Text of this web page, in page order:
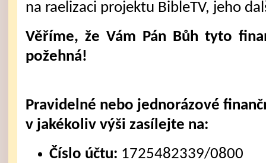
na raelizaci projektu BibleTV, jeho
Věříme, že Vám Pán Bůh tyto
požehná!
Pravidelné nebo jednorázové
v jakékoliv výši zasílejte na:
Číslo účtu: 1725482339/0800